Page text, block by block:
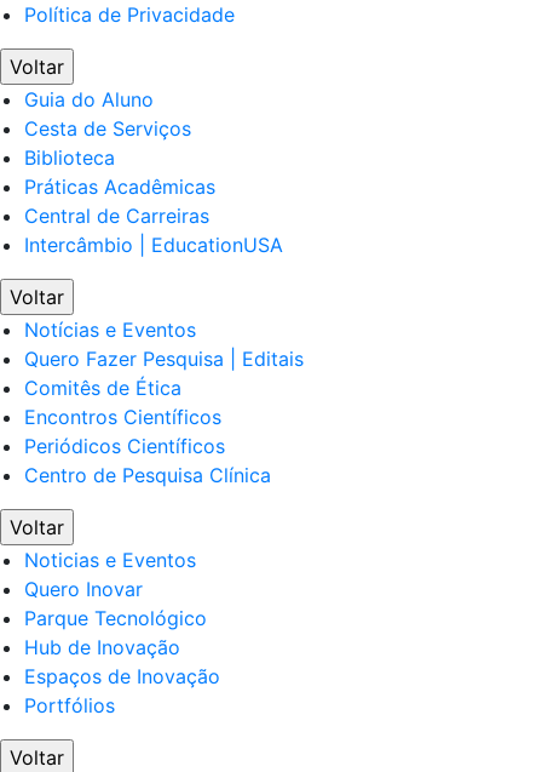
Política de Privacidade
Voltar
Guia do Aluno
Cesta de Serviços
Biblioteca
Práticas Acadêmicas
Central de Carreiras
Intercâmbio | EducationUSA
Voltar
Notícias e Eventos
Quero Fazer Pesquisa | Editais
Comitês de Ética
Encontros Científicos
Periódicos Científicos
Centro de Pesquisa Clínica
Voltar
Noticias e Eventos
Quero Inovar
Parque Tecnológico
Hub de Inovação
Espaços de Inovação
Portfólios
Voltar